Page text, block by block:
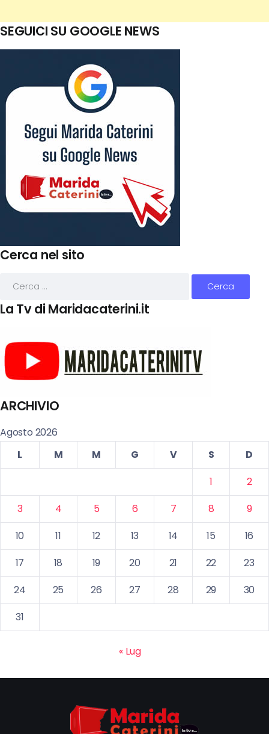
SEGUICI SU GOOGLE NEWS
Cerca nel sito
La Tv di Maridacaterini.it
ARCHIVIO
Agosto 2026
L
M M G V S
D
1
2
3
4 5 6 7 8
9
10
11 12 13 14 15
16
17
18 19 20 21 22
23
24
25 26 27 28 29
30
31
« Lug